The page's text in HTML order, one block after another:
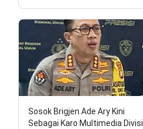
Sosok Brigjen Ade Ary Kini
Sebagai Karo Multimedia Divisi